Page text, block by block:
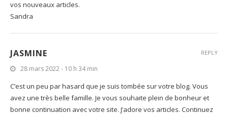
vos nouveaux articles.
Sandra
JASMINE
28 mars 2022 - 10 h 34 min
C’est un peu par hasard que je suis tombée sur votre blog. Vous
avez une très belle famille. Je vous souhaite plein de bonheur et
bonne continuation avec votre site. J’adore vos articles. Continuez
REPLY